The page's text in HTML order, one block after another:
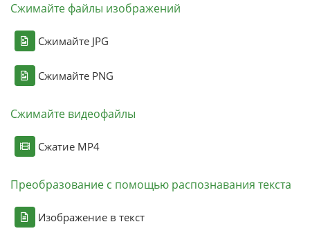
Сжимайте файлы изображений
Сжимайте JPG
Сжимайте PNG
Сжимайте видеофайлы
Сжатие MP4
Преобразование с помощью распознавания текста
Изображение в текст